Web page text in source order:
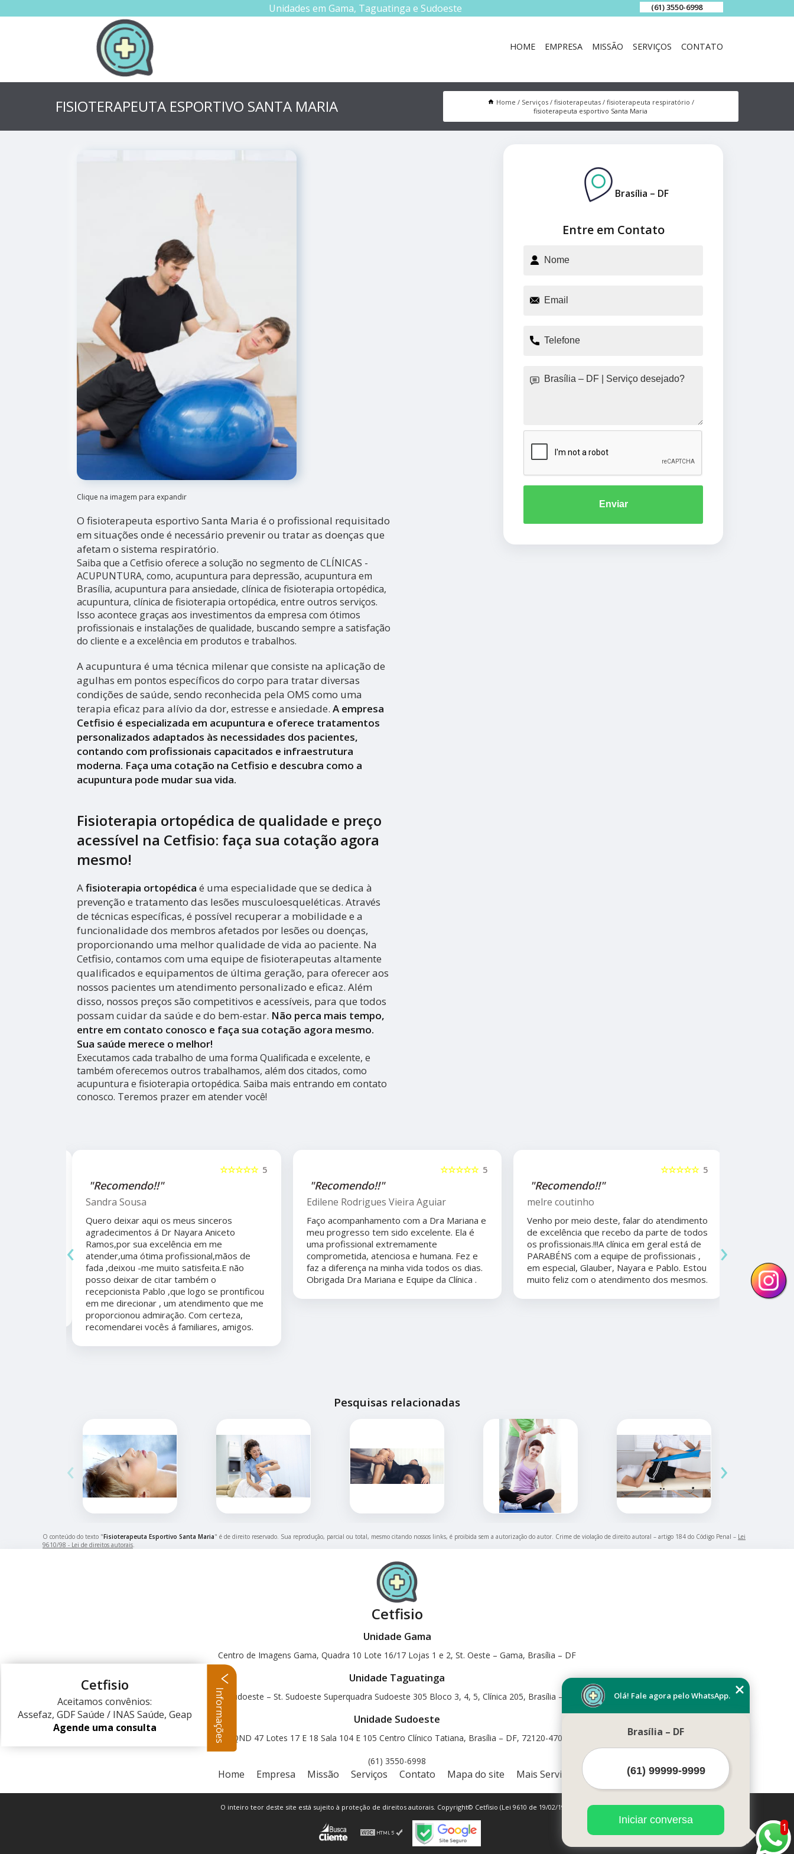
Unidades em Gama, Taguatinga e Sudoeste (61) 3550-6998
HOME EMPRESA MISSÃO SERVIÇOS CONTATO
FISIOTERAPEUTA ESPORTIVO SANTA MARIA Home Serviços fisioterapeutas
fisioterapeuta respiratório
fisioterapeuta esportivo Santa Maria
Clique na imagem para expandir
O fisioterapeuta esportivo Santa Maria é o profissional requisitado
em situações onde é necessário prevenir ou tratar as doenças que
afetam o sistema respiratório.
Saiba que a Cetfisio oferece a solução no segmento de CLÍNICAS -
ACUPUNTURA, como, acupuntura para depressão, acupuntura em
Brasília, acupuntura para ansiedade, clínica de fisioterapia ortopédica,
acupuntura, clínica de fisioterapia ortopédica, entre outros serviços.
Isso acontece graças aos investimentos da empresa com ótimos
profissionais e instalações de qualidade, buscando sempre a satisfação
do cliente e a excelência em produtos e trabalhos.
A acupuntura é uma técnica milenar que consiste na aplicação de
agulhas em pontos específicos do corpo para tratar diversas
condições de saúde, sendo reconhecida pela OMS como uma
terapia eficaz para alívio da dor, estresse e ansiedade. A empresa
Cetfisio é especializada em acupuntura e oferece tratamentos
personalizados adaptados às necessidades dos pacientes,
contando com profissionais capacitados e infraestrutura
moderna. Faça uma cotação na Cetfisio e descubra como a
acupuntura pode mudar sua vida.
Fisioterapia ortopédica de qualidade e preço
acessível na Cetfisio: faça sua cotação agora
mesmo!
Afisioterapia ortopédica é uma especialidade que se dedica à
prevenção e tratamento das lesões musculoesqueléticas. Através
de técnicas específicas, é possível recuperar a mobilidade e a
funcionalidade dos membros afetados por lesões ou doenças,
proporcionando uma melhor qualidade de vida ao paciente. Na
Cetfisio, contamos com uma equipe de fisioterapeutas altamente
qualificados e equipamentos de última geração, para oferecer aos
nossos pacientes um atendimento personalizado e eficaz. Além
disso, nossos preços são competitivos e acessíveis, para que todos
possam cuidar da saúde e do bem-estar. Não perca mais tempo,
entre em contato conosco e faça sua cotação agora mesmo.
Sua saúde merece o melhor!
Executamos cada trabalho de uma forma Qualificada e excelente, e
também oferecemos outros trabalhamos, além dos citados, como
acupuntura e fisioterapia ortopédica. Saiba mais entrando em contato
conosco. Teremos prazer em atender você!
Entre em Contato
Brasília – DF
Enviar
5
☆☆☆☆☆
"Recomendo!!"
Sandra Sousa
Quero deixar aqui os meus sinceros
agradecimentos á Dr Nayara Aniceto
Ramos,por sua excelência em me
atender,uma ótima profissional,mãos de
fada ,deixou -me muito satisfeita.E não
posso deixar de citar também o
recepcionista Pablo ,que logo se prontificou
em me direcionar , um atendimento que me
proporcionou admiração. Com certeza,
recomendarei vocês á familiares, amigos.
5
☆☆☆☆☆
"Recomendo!!"
Edilene Rodrigues Vieira Aguiar
Faço acompanhamento com a Dra Mariana e
meu progresso tem sido excelente. Ela é
uma profissional extremamente
comprometida, atenciosa e humana. Fez e
faz a diferença na minha vida todos os dias.
Obrigada Dra Mariana e Equipe da Clínica .
5
☆☆☆☆☆
"Recomendo!!"
melre coutinho
Venho por meio deste, falar do atendimento
de excelência que recebo da parte de todos
os profissionais.!!!A clínica em geral está de
PARABÉNS com a equipe de profissionais ,
em especial, Glauber, Nayara e Pablo. Estou
muito feliz com o atendimento dos mesmos.
durante a
por todo
anos.
nunca
‹ ›
Pesquisas relacionadas
‹ ›
O conteúdo do texto "Fisioterapeuta Esportivo Santa Maria" é de direito reservado. Sua reprodução, parcial ou total, mesmo citando nossos links, é proibida sem a autorização do autor. Crime de violação de direito autoral – artigo 184 do Código Penal – Lei
9610/98 - Lei de direitos autorais.
Cetfisio
Unidade Gama
Centro de Imagens Gama, Quadra 10 Lote 16/17 Lojas 1 e 2, St. Oeste – Gama, Brasília – DF
Unidade Taguatinga
Centro Clínico Sudoeste – St. Sudoeste Superquadra Sudoeste 305 Bloco 3, 4, 5, Clínica 205, Brasília – DF, 70673-416
Unidade Sudoeste
QND 47 Lotes 17 E 18 Sala 104 E 105 Centro Clínico Tatiana, Brasília – DF, 72120-470
(61) 3550-6998
Home Empresa Missão Serviços Contato Mapa do site Mais Serviços
O inteiro teor deste site está sujeito à proteção de direitos autorais. Copyright© Cetfisio (Lei 9610 de 19/02/1998)
1
Olá! Fale agora pelo WhatsApp.
Brasília – DF
Iniciar conversa
Cetfisio
Aceitamos convênios:
Assefaz, GDF Saúde / INAS Saúde, Geap
Agende uma consulta
Informações